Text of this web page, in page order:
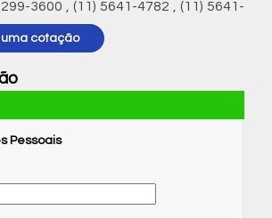
3600 ,(11) 5641-4782 ,(11) 5641-
cotação
Pessoais